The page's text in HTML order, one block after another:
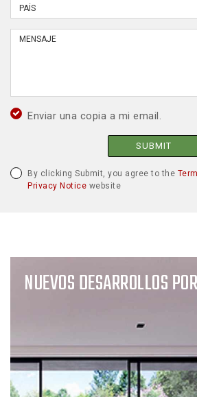
Enviar una copia a mi email.
SUBMIT
By clicking Submit, you agree to the
Privacy Notice website
NUEVOS DESARROLLOS